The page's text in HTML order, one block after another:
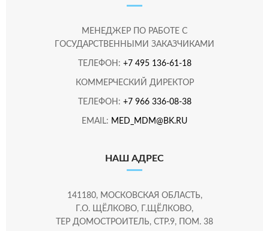
МЕНЕДЖЕР ПО РАБОТЕ С
ГОСУДАРСТВЕННЫМИ ЗАКАЗЧИКАМИ
ТЕЛЕФОН: +7 495 136-61-18
КОММЕРЧЕСКИЙ ДИРЕКТОР
ТЕЛЕФОН: +7 966 336-08-38
EMAIL: MED_MDM@BK.RU
НАШ АДРЕС
141180, МОСКОВСКАЯ ОБЛАСТЬ,
Г.О. ЩЁЛКОВО, Г.ЩЁЛКОВО,
ТЕР ДОМОСТРОИТЕЛЬ, СТР.9, ПОМ. 38